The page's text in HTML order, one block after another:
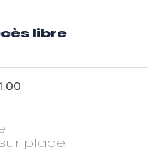
libre
:
place